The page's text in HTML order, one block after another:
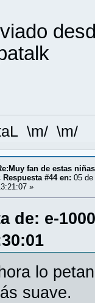
\m/ \m/
fan de estas
Respuesta #44 en: 05
»
de: e-
lo
suave.